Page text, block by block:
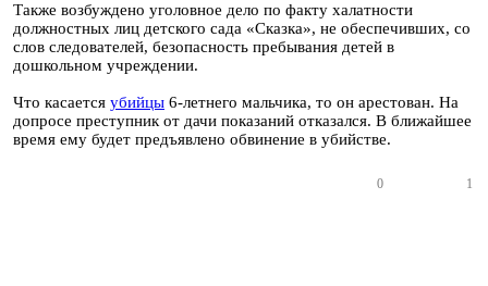
Также возбуждено уголовное дело по факту халатности
должностных лиц детского сада «Сказка», не обеспечивших, со
слов следователей, безопасность пребывания детей в
дошкольном учреждении.
Что касается убийцы 6-летнего мальчика, то он арестован. На
допросе преступник от дачи показаний отказался. В ближайшее
время ему будет предъявлено обвинение в убийстве.
0 1